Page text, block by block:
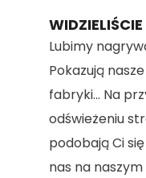
Lubimy
Pokazują
fabryki... Na
odświeżeniu
podobają Ci
nas na naszym